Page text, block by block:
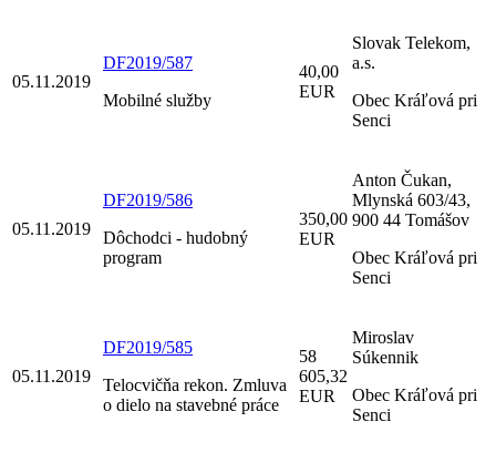
05.11.2019
DF2019/587
Mobilné služby
40,00
EUR
Slovak Telekom,
a.s.
Obec Kráľová pri
Senci
05.11.2019
DF2019/586
Dôchodci - hudobný
program
350,00
EUR
Anton Čukan,
Mlynská 603/43,
900 44 Tomášov
Obec Kráľová pri
Senci
05.11.2019
DF2019/585
Telocvičňa rekon. Zmluva
o dielo na stavebné práce
58
605,32
EUR
Miroslav
Súkennik
Obec Kráľová pri
Senci